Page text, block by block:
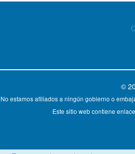
©
No estamos afiliados a ningún gobierno o
Este sitio web contiene